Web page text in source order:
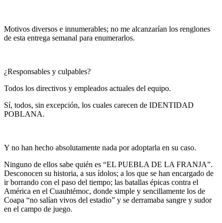
Motivos diversos e innumerables; no me alcanzarían los renglones
de esta entrega semanal para enumerarlos.
¿Responsables y culpables?
Todos los directivos y empleados actuales del equipo.
Sí, todos, sin excepción, los cuales carecen de IDENTIDAD
POBLANA.
Y no han hecho absolutamente nada por adoptarla en su caso.
Ninguno de ellos sabe quién es “EL PUEBLA DE LA FRANJA”.
Desconocen su historia, a sus ídolos; a los que se han encargado de
ir borrando con el paso del tiempo; las batallas épicas contra el
América en el Cuauhtémoc, donde simple y sencillamente los de
Coapa “no salían vivos del estadio” y se derramaba sangre y sudor
en el campo de juego.